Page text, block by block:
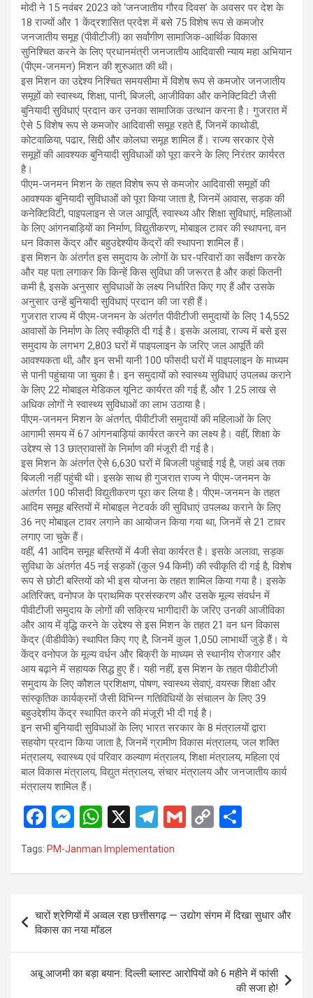
मोदी ने 15 नवंबर 2023 को ‘जनजातीय गौरव दिवस’ के अवसर पर देश के
18 राज्यों और 1 केंद्रशासित प्रदेश में बसे 75 विशेष रूप से कमजोर
जनजातीय समूह (पीवीटीजी) का सर्वांगीण सामाजिक-आर्थिक विकास
सुनिश्चित करने के लिए प्रधानमंत्री जनजातीय आदिवासी न्याय महा अभियान
(पीएम-जनमन) मिशन की शुरुआत की थी।
इस मिशन का उद्देश्य निश्चित समयसीमा में विशेष रूप से कमजोर जनजातीय
समूहों को स्वास्थ्य, शिक्षा, पानी, बिजली, आजीविका और कनेक्टिविटी जैसी
बुनियादी सुविधाएं प्रदान कर उनका सामाजिक उत्थान करना है। गुजरात में
ऐसे 5 विशेष रूप से कमजोर आदिवासी समूह रहते हैं, जिनमें काथोडी,
कोटवाळिया, पढार, सिद्दी और कोलघा समूह शामिल हैं। राज्य सरकार ऐसे
समूहों की आवश्यक बुनियादी सुविधाओं को पूरा करने के लिए निरंतर कार्यरत
है।
पीएम-जनमन मिशन के तहत विशेष रूप से कमजोर आदिवासी समूहों की
आवश्यक बुनियादी सुविधाओं को पूरा किया जाता है, जिनमें आवास, सड़क की
कनेक्टिविटी, पाइपलाइन से जल आपूर्ति, स्वास्थ्य और शिक्षा सुविधाएं, महिलाओं
के लिए आंगनबाड़ियों का निर्माण, विद्युतीकरण, मोबाइल टावर की स्थापना, वन
धन विकास केंद्र और बहुउद्देश्यीय केंद्रों की स्थापना शामिल हैं।
इस मिशन के अंतर्गत इस समुदाय के लोगों के घर-परिवारों का सर्वेक्षण करके
और यह पता लगाकर कि किन्हें किस सुविधा की जरूरत है और कहां कितनी
कमी है, इसके अनुसार सुविधाओं के लक्ष्य निर्धारित किए गए हैं और उसके
अनुसार उन्हें बुनियादी सुविधाएं प्रदान की जा रही हैं।
गुजरात राज्य में पीएम-जनमन के अंतर्गत पीवीटीजी समुदायों के लिए 14,552
आवासों के निर्माण के लिए स्वीकृति दी गई है। इसके अलावा, राज्य में बसे इस
समुदाय के लगभग 2,803 घरों में पाइपलाइन के जरिए जल आपूर्ति की
आवश्यकता थी, और इन सभी यानी 100 फीसदी घरों में पाइपलाइन के माध्यम
से पानी पहुंचाया जा चुका है। इन समुदायों को स्वास्थ्य सुविधाएं उपलब्ध कराने
के लिए 22 मोबाइल मेडिकल यूनिट कार्यरत की गई हैं, और 1.25 लाख से
अधिक लोगों ने स्वास्थ्य सुविधाओं का लाभ उठाया है।
पीएम-जनमन मिशन के अंतर्गत, पीवीटीजी समुदायों की महिलाओं के लिए
आगामी समय में 67 आंगनबाड़ियां कार्यरत करने का लक्ष्य है। वहीं, शिक्षा के
उद्देश्य से 13 छात्रावासों के निर्माण की मंजूरी दी गई है।
इस मिशन के अंतर्गत ऐसे 6,630 घरों में बिजली पहुंचाई गई है, जहां अब तक
बिजली नहीं पहुंची थी। इसके साथ ही गुजरात राज्य ने पीएम-जनमन के
अंतर्गत 100 फीसदी विद्युतीकरण पूरा कर लिया है। पीएम-जनमन के तहत
आदिम समूह बस्तियों में मोबाइल नेटवर्क की सुविधाएं उपलब्ध कराने के लिए
36 नए मोबाइल टावर लगाने का आयोजन किया गया था, जिनमें से 21 टावर
लगाए जा चुके हैं।
वहीं, 41 आदिम समूह बस्तियों में 4जी सेवा कार्यरत है। इसके अलावा, सड़क
सुविधा के अंतर्गत 45 नई सड़कों (कुल 94 किमी) की स्वीकृति दी गई है, विशेष
रूप से छोटी बस्तियों को भी इस योजना के तहत शामिल किया गया है। इसके
अतिरिक्त, वनोपज के प्राथमिक प्रसंस्करण और उसके मूल्य संवर्धन में
पीवीटीजी समुदाय के लोगों की सक्रिय भागीदारी के जरिए उनकी आजीविका
और आय में वृद्धि करने के उद्देश्य से इस मिशन के तहत 21 वन धन विकास
केंद्र (वीडीवीके) स्थापित किए गए है, जिनमें कुल 1,050 लाभार्थी जुड़े हैं। ये
केंद्र वनोपज के मूल्य वर्धन और बिक्री के माध्यम से स्थानीय रोजगार और
आय बढ़ाने में सहायक सिद्ध हुए हैं। यही नहीं, इस मिशन के तहत पीवीटीजी
समुदाय के लिए कौशल प्रशिक्षण, पोषण, स्वास्थ्य सेवाएं, वयस्क शिक्षा और
सांस्कृतिक कार्यक्रमों जैसी विभिन्न गतिविधियों के संचालन के लिए 39
बहुउद्देशीय केंद्र स्थापित करने की मंजूरी भी दी गई है।
इन सभी बुनियादी सुविधाओं के लिए भारत सरकार के 8 मंत्रालयों द्वारा
सहयोग प्रदान किया जाता है, जिनमें ग्रामीण विकास मंत्रालय, जल शक्ति
मंत्रालय, स्वास्थ्य एवं परिवार कल्याण मंत्रालय, शिक्षा मंत्रालय, महिला एवं
बाल विकास मंत्रालय, विद्युत मंत्रालय, संचार मंत्रालय और जनजातीय कार्य
मंत्रालय शामिल हैं।
F
a
ce
o
o
k
M
se
g
er
W
h
at
A
p
p
X
T
el
e
a
m
G
C
n
Tags: PM-Janman Implementation
navigation
चारों श्रेणियों में अव्वल रहा छत्तीसगढ़ — उद्योग संगम में दिखा सुधार और
विकास का नया मॉडल
अबू आजमी का बड़ा बयान: दिल्ली ब्लास्ट आरोपियों को 6 महीने में फांसी
की सजा हो!